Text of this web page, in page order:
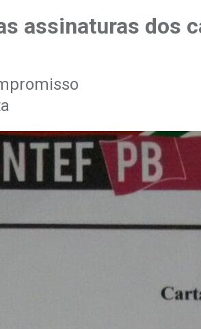
assinaturas dos